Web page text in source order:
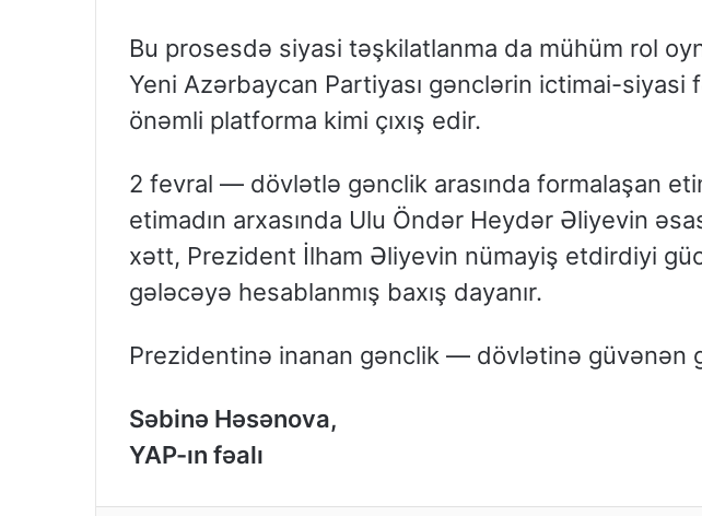
Bu prosesdə siyasi təşkilatlanma da mühüm rol
Yeni Azərbaycan Partiyası gənclərin ictimai-siyasi
önəmli platforma kimi çıxış edir.
2 fevral — dövlətlə gənclik arasında formalaşan
etimadın arxasında Ulu Öndər Heydər Əliyevin
xətt, Prezident İlham Əliyevin nümayiş etdirdiyi
gələcəyə hesablanmış baxış dayanır.
Prezidentinə inanan gənclik — dövlətinə güvənən
Səbinə Həsənova,
YAP-ın fəalı